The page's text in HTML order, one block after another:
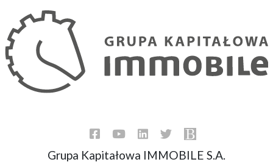
Grupa Kapitałowa IMMOBILE S.A.